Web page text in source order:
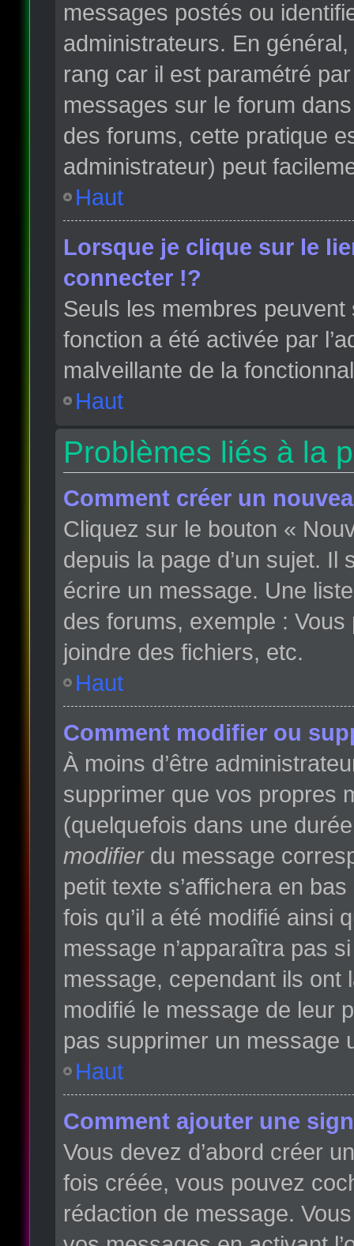
messages postés ou
administrateurs. En
rang car il est paramétré
messages sur le forum
des forums, cette pratique
administrateur) peut
Haut
Lorsque je clique sur le
connecter !?
Seuls les membres
fonction a été activée par
malveillante de la
Haut
Problèmes liés à la
Comment créer un
Cliquez sur le bouton «
depuis la page d’un sujet.
écrire un message. Une
des forums, exemple : Vous
joindre des fichiers, etc.
Haut
Comment modifier ou
À moins d’être
supprimer que vos propres
(quelquefois dans une
modifierdu message
petit texte s’affichera en
fois qu’il a été modifié ainsi
message n’apparaîtra pas
message, cependant ils ont
modifié le message de leur
pas supprimer un message
Haut
Comment ajouter une
Vous devez d’abord créer
fois créée, vous pouvez
rédaction de message.